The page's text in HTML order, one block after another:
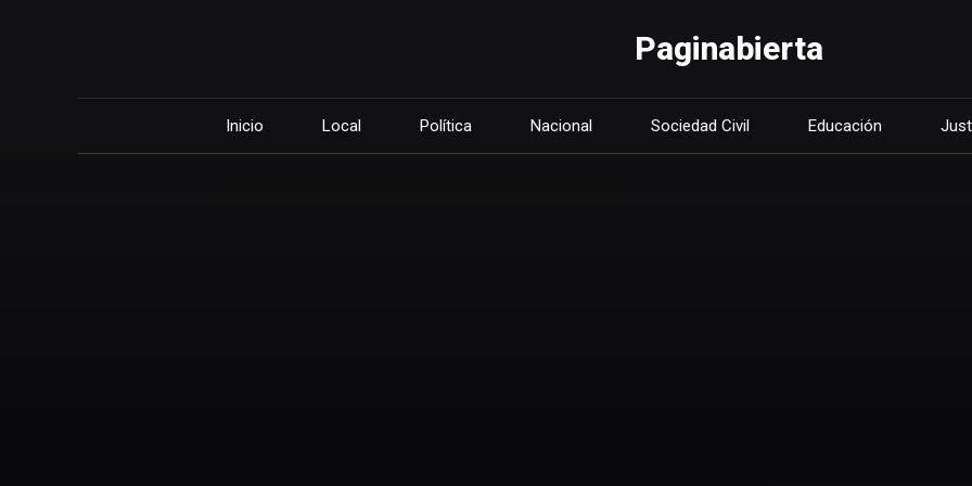
Paginabierta
Inicio Local Política Nacional Sociedad Civil Educación